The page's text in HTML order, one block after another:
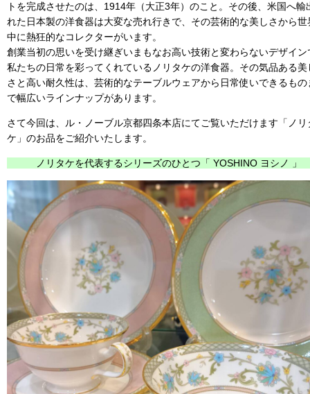
トを完成させたのは、1914年（大正3年）のこと。その後、米国へ輸
れた日本製の洋食器は大変な売れ行きで、その芸術的な美しさから世
中に熱狂的なコレクターがいます。
創業当初の思いを受け継ぎいまもなお高い技術と変わらないデザイン
私たちの日常を彩ってくれているノリタケの洋食器。その気品ある美
さと高い耐久性は、芸術的なテーブルウェアから日常使いできるもの
で幅広いラインナップがあります。
さて今回は、ル・ノーブル京都四条本店にてご覧いただけます「ノリ
ケ」のお品をご紹介いたします。
ノリタケを代表するシリーズのひとつ「 YOSHINO ヨシノ